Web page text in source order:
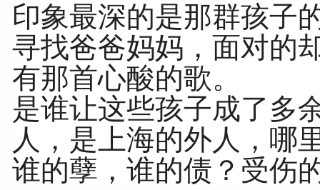
印象最深的是那群孩子
寻找爸爸妈妈，面对的
有那首心酸的歌。
是谁让这些孩子成了多
人，是上海的外人，哪
谁的孽，谁的债？受伤